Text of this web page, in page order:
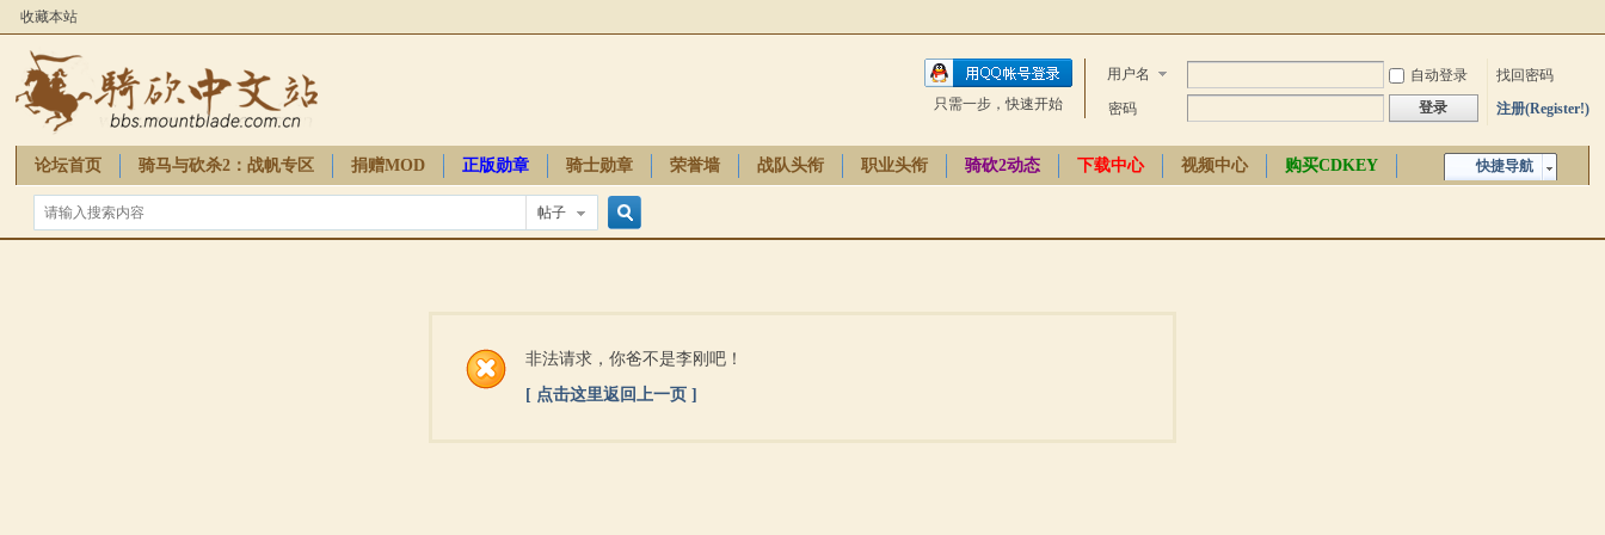
收藏本站
用户名 自动登录
找回密码
密码
登录 注册(Register!)
只需一步，快速开始
快捷导航
论坛首页 骑马与砍杀2：战帆专区 捐赠MOD 正版勋章 骑士勋章 荣誉墙 战队头衔 职业头衔 骑砍2动态 下载中心 视频中心
购买CDKEY
骑砍周边
帖子
索
非法请求，你爸不是李刚吧！
[ 点击这里返回上一页 ]